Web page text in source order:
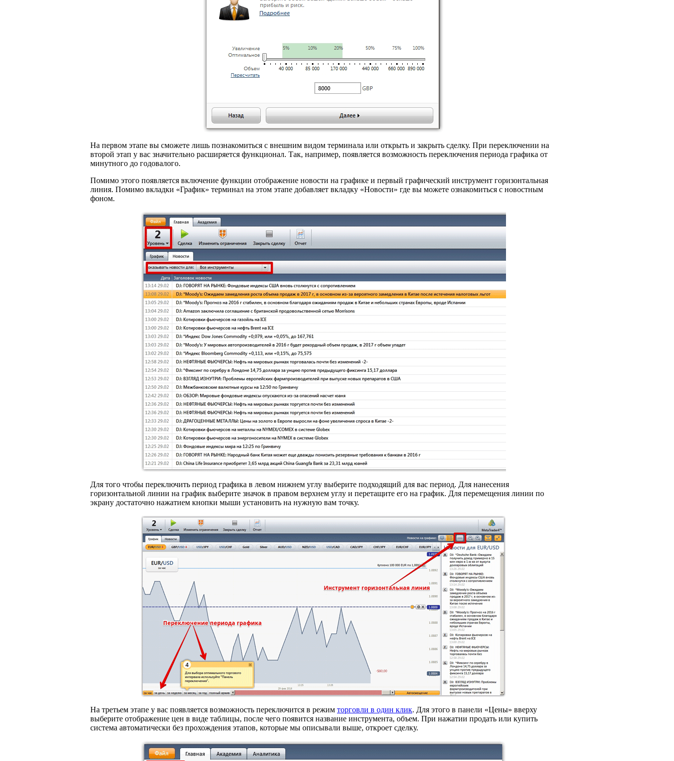
На первом этапе вы сможете лишь познакомиться с внешним видом терминала или открыть и закрыть сделку. При переключении на
второй этап у вас значительно расширяется функционал. Так, например, появляется возможность переключения периода графика от
минутного до годовалого.
Помимо этого появляется включение функции отображение новости на графике и первый графический инструмент горизонтальная
линия. Помимо вкладки «График» терминал на этом этапе добавляет вкладку «Новости» где вы можете ознакомиться с новостным
фоном.
Для того чтобы переключить период графика в левом нижнем углу выберите подходящий для вас период. Для нанесения
горизонтальной линии на график выберите значок в правом верхнем углу и перетащите его на график. Для перемещения линии по
экрану достаточно нажатием кнопки мыши установить на нужную вам точку.
На третьем этапе у вас появляется возможность переключится в режим торговли в один клик. Для этого в панели «Цены» вверху
выберите отображение цен в виде таблицы, после чего появится название инструмента, объем. При нажатии продать или купить
система автоматически без прохождения этапов, которые мы описывали выше, откроет сделку.